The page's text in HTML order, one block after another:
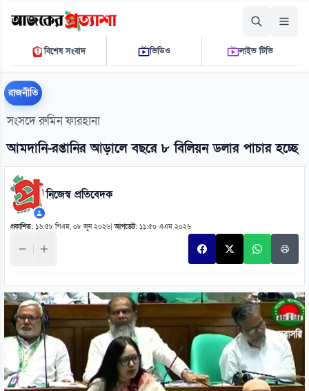
শুক্রবার, ০৭ আগস্ট ২০২৬
১১ ৪৮ ০৯ পি.এম.THE DAILY AJKER PROTTASHA
বিশেষ সংবাদ ভিডিও লাইভ টিভি
রাজনীতি
সংসদে রুমিন ফারহানা
আমদানি-রপ্তানির আড়ালে বছরে ৮ বিলিয়ন ডলার পাচার হচ্ছে
নিজেস্ব প্রতিবেদক
প্রকাশিত: ১৬:৫৮ পিএম, ০৮ জুন ২০২৬ |আপডেট: ১১:৫০ এএম ২০২৬